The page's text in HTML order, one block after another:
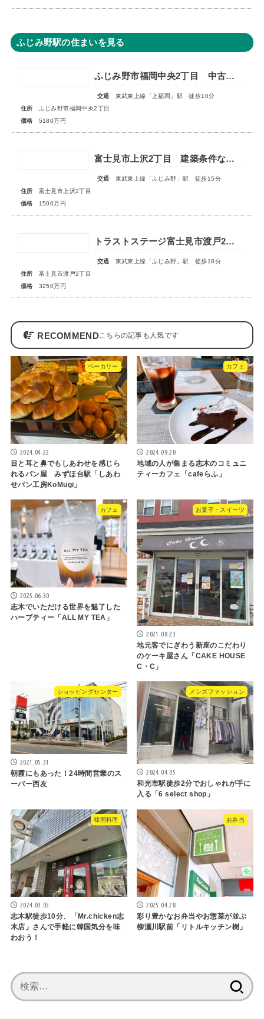
ふじみ野駅の住まいを見る
ふじみ野市福岡中央2丁目 中古一戸建住宅
交通
東武東上線「上福岡」駅 徒歩10分
住所
ふじみ野市福岡中央2丁目
価格
5180万円
富士見市上沢2丁目 建築条件なし売地
交通
東武東上線「ふじみ野」駅 徒歩15分
住所
富士見市上沢2丁目
価格
1500万円
トラストステージ富士見市渡戸2丁目4期 全2区画
交通
東武東上線「ふじみ野」駅 徒歩18分
住所
富士見市渡戸2丁目
価格
3250万円
RECOMMEND
ベーカリー
2024.04.22
目と耳と鼻でもしあわせを感じら
れるパン屋 みずほ台駅「しあわ
せパン工房KoMugi」
カフェ
2024.09.20
地域の人が集まる志木のコミュニ
ティーカフェ「cafeらふ」
カフェ
2025.06.30
志木でいただける世界を魅了した
ハーブティー「ALL MY TEA」
お菓子・スイーツ
2021.08.23
地元客でにぎわう新座のこだわり
のケーキ屋さん「CAKE HOUSE
C・C」
ショッピングセンター
2021.05.31
朝霞にもあった！24時間営業のス
ーパー西友
メンズファッション
2024.04.05
和光市駅徒歩2分でおしゃれが手に
入る「6 select shop」
韓国料理
2024.03.05
志木駅徒歩10分、「Mr.chicken志
木店」さんで手軽に韓国気分を味
わおう！
お弁当
2025.04.28
彩り豊かなお弁当やお惣菜が並ぶ
柳瀬川駅前「リトルキッチン樹」
索: